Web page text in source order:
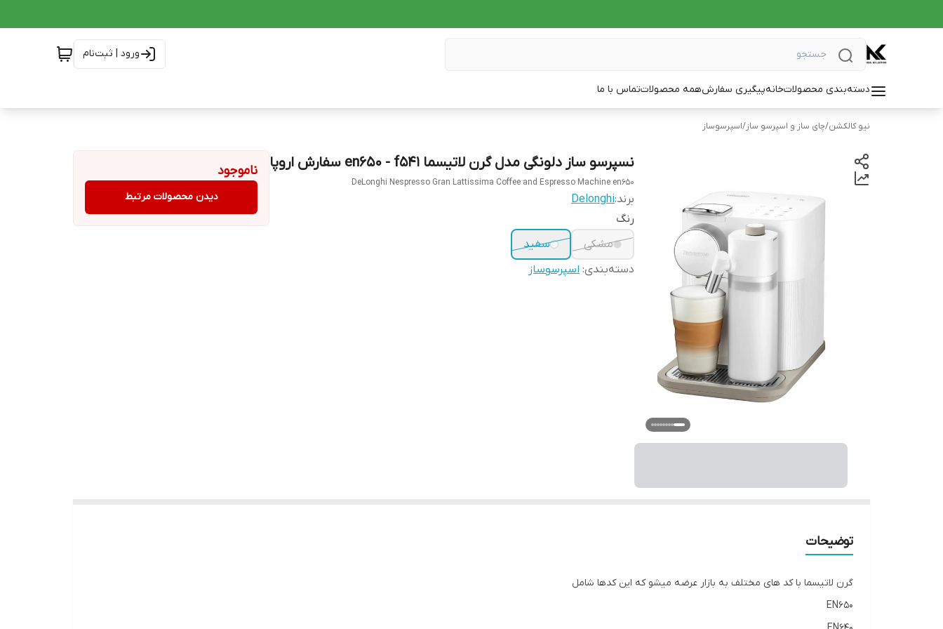
ورود | ثبت‌نام
دسته‌بندی محصولاتخانهپیگیری سفارشهمه محصولاتتماس با ما
نیو کالکشن/چای ساز و اسپرسو ساز/اسپرسوساز
نسپرسو ساز دلونگی مدل گرن لاتیسما en650 - f541 سفارش اروپا
DeLonghi Nespresso Gran Lattissima Coffee and Espresso Machine en650
برند:Delonghi
رنگ
مشکی
سفید
دسته‌بندی: اسپرسوساز
ناموجود
دیدن محصولات مرتبط
توضیحات
گرن لاتیسما با کد های مختلف به بازار عرضه میشو که این کدها شامل
EN650